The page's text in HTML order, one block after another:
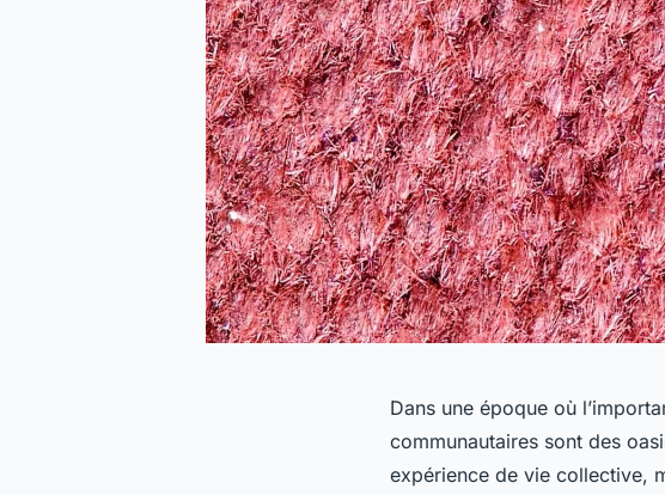
Dans une époque où
communautaires sont des
expérience de vie collective,